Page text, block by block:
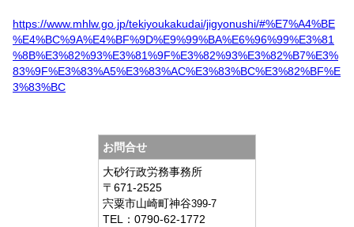
https://www.mhlw.go.jp/tekiyoukakudai/jigyonushi/#%E7%A4%BE
%E4%BC%9A%E4%BF%9D%E9%99%BA%E6%96%99%E3%81
%8B%E3%82%93%E3%81%9F%E3%82%93%E3%82%B7%E3%
83%9F%E3%83%A5%E3%83%AC%E3%83%BC%E3%82%BF%E
3%83%BC
お問合せ
大砂行政労務事務所
〒671-2525
宍粟市山崎町神谷399-7
TEL： 0790-62-1772